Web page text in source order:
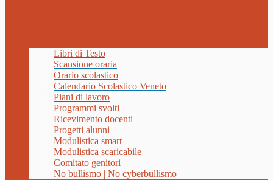
Libri di Testo
Scansione oraria
Orario scolastico
Calendario Scolastico Veneto
Piani di lavoro
Programmi svolti
Ricevimento docenti
Progetti alunni
Modulistica smart
Modulistica scaricabile
Comitato genitori
No bullismo | No cyberbullismo